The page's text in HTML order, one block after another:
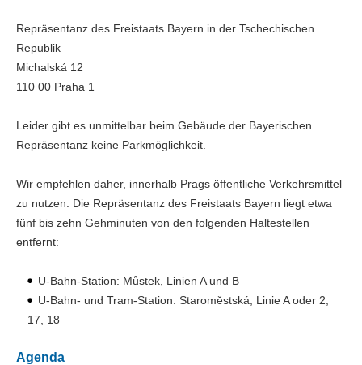
Repräsentanz des Freistaats Bayern in der Tschechischen
Republik
Michalská 12
110 00 Praha 1
Leider gibt es unmittelbar beim Gebäude der Bayerischen
Repräsentanz keine Parkmöglichkeit.
Wir empfehlen daher, innerhalb Prags öffentliche Verkehrsmittel
zu nutzen. Die Repräsentanz des Freistaats Bayern liegt etwa
fünf bis zehn Gehminuten von den folgenden Haltestellen
entfernt:
U-Bahn-Station: Můstek, Linien A und B
U-Bahn- und Tram-Station: Staroměstská, Linie A oder 2,
17, 18
Agenda